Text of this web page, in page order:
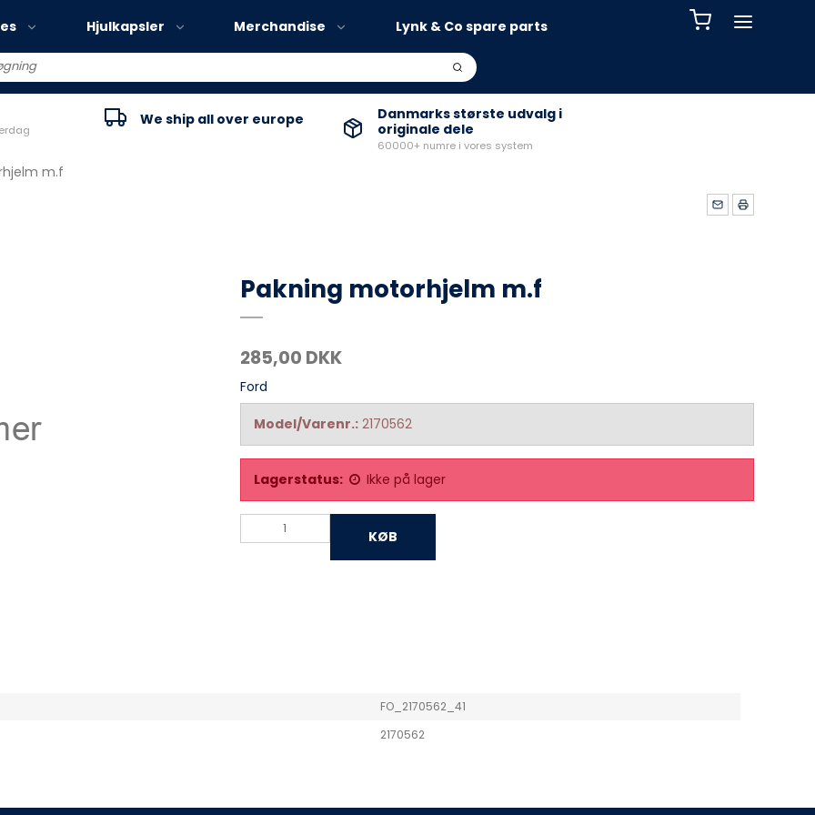
Volvo EX30
Volvo EC40
Hjulkapsler Merchandise Lynk & Co spare parts
We ship all over europe
Danmarks største udvalg i
originale dele
60000+ numre i vores system
m.f
Pakning motorhjelm m.f
285,00 DKK
Ford
Model/Varenr.: 2170562
Lagerstatus: Ikke på lager
KØB
FO_2170562_41
2170562